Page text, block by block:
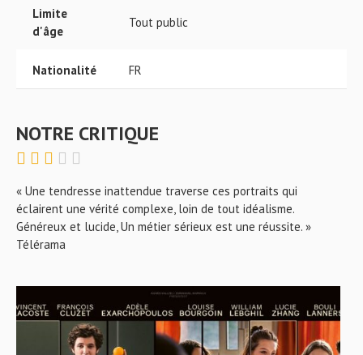
Limite
d'âge
Tout public
Nationalité FR
NOTRE CRITIQUE
« Une tendresse inattendue traverse ces portraits qui
éclairent une vérité complexe, loin de tout idéalisme.
Généreux et lucide, Un métier sérieux est une réussite. »
Télérama